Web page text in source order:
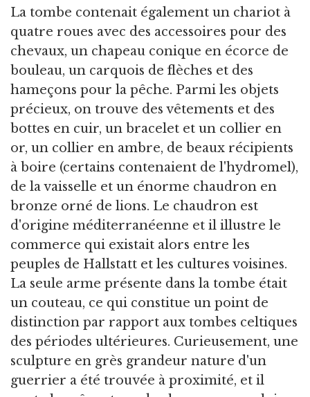
La tombe contenait également un chariot à
quatre roues avec des accessoires pour des
chevaux, un chapeau conique en écorce de
bouleau, un carquois de flèches et des
hameçons pour la pêche. Parmi les objets
précieux, on trouve des vêtements et des
bottes en cuir, un bracelet et un collier en
or, un collier en ambre, de beaux récipients
à boire (certains contenaient de l'hydromel),
de la vaisselle et un énorme chaudron en
bronze orné de lions. Le chaudron est
d'origine méditerranéenne et il illustre le
commerce qui existait alors entre les
peuples de Hallstatt et les cultures voisines.
La seule arme présente dans la tombe était
un couteau, ce qui constitue un point de
distinction par rapport aux tombes celtiques
des périodes ultérieures. Curieusement, une
sculpture en grès grandeur nature d'un
guerrier a été trouvée à proximité, et il